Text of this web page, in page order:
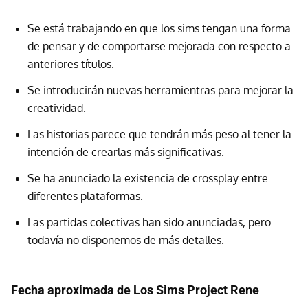
Se está trabajando en que los sims tengan una forma
de pensar y de comportarse mejorada con respecto a
anteriores títulos.
Se introducirán nuevas herramientras para mejorar la
creatividad.
Las historias parece que tendrán más peso al tener la
intención de crearlas más significativas.
Se ha anunciado la existencia de crossplay entre
diferentes plataformas.
Las partidas colectivas han sido anunciadas, pero
todavía no disponemos de más detalles.
Fecha aproximada de Los Sims Project Rene